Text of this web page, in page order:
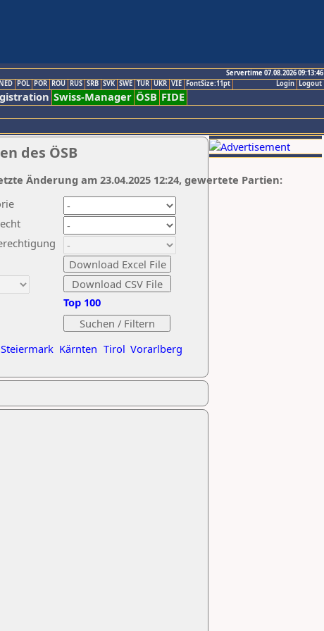
Servertime 07.08.2026 09:13:46
Logout
Login
POL POR ROU RUS SRB SVK SWE TUR UKR VIE FontSize:11pt
Swiss-Manager ÖSB FIDE
des ÖSB
Steiermark Kärnten Tirol Vorarlberg
Top 100
Änderung am 23.04.2025 12:24, gewertete Partien: